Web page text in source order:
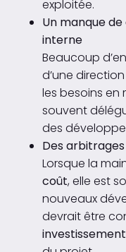
exploitée.
Un manque
interne
Beaucoup
d’une
les besoins en
souvent
des
Des
Lorsque la
coût, elle est
nouveaux
devrait être